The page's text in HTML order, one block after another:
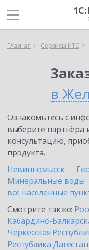
Главная Сервисы ИТС
в
Ознакомьтесь с
выберите партнёра
консультацию,
продукта.
Невинномысск
Минеральные воды
все населенные
Смотрите также:
Кабардино-
Черкесская
Республика Дагестан,